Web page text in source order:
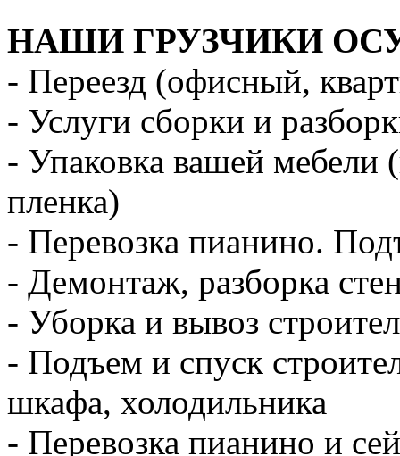
НАШИ ГРУЗЧИКИ
- Переезд (офисный,
- Услуги сборки и
- Упаковка вашей мебели
пленка)
- Перевозка пианино.
- Демонтаж, разборка
- Уборка и вывоз
- Подъем и спуск
шкафа, холодильника
- Перевозка пианино и